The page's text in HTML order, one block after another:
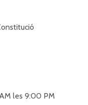
les 9:00 PM